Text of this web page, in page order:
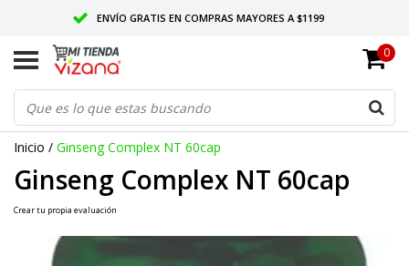
ENVÍO GRATIS EN COMPRAS MAYORES A $1199
CALIDAD VIZANA GARANTIZADA
0
Inicio / Ginseng Complex NT 60cap
Ginseng Complex NT 60cap
Crear tu propia evaluación